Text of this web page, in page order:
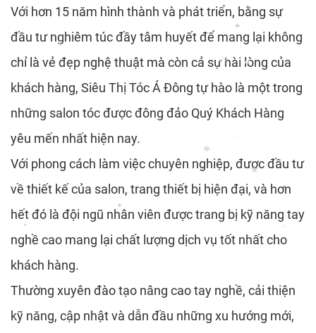
*
*
*
*
*
*
*
*
*
*
Với hơn 15 năm hình thành và phát triển, bằng sự
đầu tư nghiêm túc đầy tâm huyết để mang lại không
chỉ là vẻ đẹp nghệ thuật mà còn cả sự hài lòng của
khách hàng, Siêu Thị Tóc Á Đông tự hào là một trong
những salon tóc được đông đảo Quý Khách Hàng
yêu mến nhất hiện nay.
Với phong cách làm việc chuyên nghiệp, được đầu tư
về thiết kế của salon, trang thiết bị hiện đại, và hơn
hết đó là đội ngũ nhân viên được trang bị kỹ năng tay
nghề cao mang lại chất lượng dịch vụ tốt nhất cho
khách hàng.
Thường xuyên đào tạo nâng cao tay nghề, cải thiện
kỹ năng, cập nhật và dẫn đầu những xu hướng mới,